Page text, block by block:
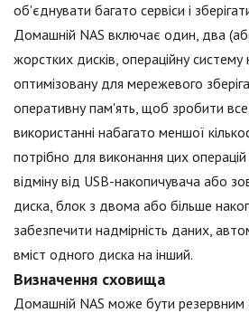
об'єднувати багато сервіси і
Домашній NAS включає один, два
жорстких дисків, операційну систему
оптимізовану для мережевого
оперативну пам'ять, щоб зробити
використанні набагато меншої
потрібно для виконання цих
відміну від USB-накопичувача або
диска, блок з двома або більше
забезпечити надмірність даних,
вміст одного диска на інший.
Визначення сховища
Домашній NAS може бути резервним